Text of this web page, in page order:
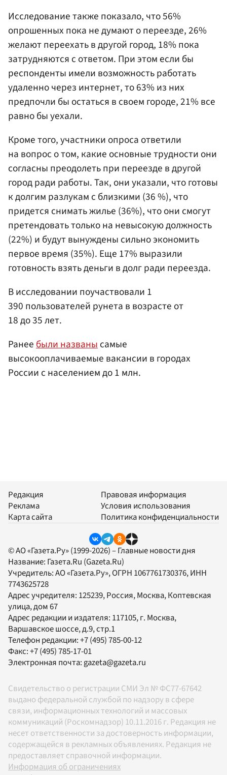
Исследование также показало, что 56%
опрошенных пока не думают о переезде, 26%
желают переехать в другой город, 18% пока
затрудняются с ответом. При этом если бы
респонденты имели возможность работать
удаленно через интернет, то 63% из них
предпочли бы остаться в своем городе, 21% все
равно бы уехали.
Кроме того, участники опроса ответили
на вопрос о том, какие основные трудности они
согласны преодолеть при переезде в другой
город ради работы. Так, они указали, что готовы
к долгим разлукам с близкими (36 %), что
придется снимать жилье (36%), что они смогут
претендовать только на невысокую должность
(22%) и будут вынуждены сильно экономить
первое время (35%). Еще 17% выразили
готовность взять деньги в долг ради переезда.
В исследовании поучаствовали 1
390 пользователей рунета в возрасте от
18 до 35 лет.
Ранеебыли названысамые
высокооплачиваемые вакансии в городах
России с населением до 1 млн.
Редакция
Реклама
Карта сайта
Правовая информация
Условия использования
Политика конфиденциальности
© АО «Газета.Ру» (1999-2026) – Главные новости дня
Название: Газета.Ru (Gazeta.Ru)
Учредитель:АО «Газета.Ру», ОГРН 1067761730376, ИНН
7743625728
Адрес учредителя: 125239, Россия, Москва, Коптевская
улица, дом 67
Адрес редакции и издателя: 117105, г. Москва,
Варшавское шоссе, д.9, стр.1
Телефон редакции:+7 (495) 785-00-12
Факс:+7 (495) 785-17-01
Электронная почта: gazeta@gazeta.ru
Свидетельство о регистрации СМИ Эл № ФС77-67642
выдано федеральной службой по надзору в сфере
связи, информационных технологий и массовых
коммуникаций (Роскомнадзор) 10.11.2016 г. Редакция не
несет ответственности за достоверность информации,
содержащейся в рекламных объявлениях. Редакция не
предоставляет справочной информации.
Информация об ограничениях